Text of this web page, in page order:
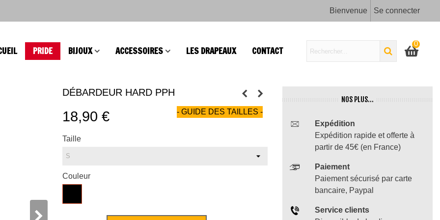
Bienvenue Se connecter
PRIDE BIJOUX ACCESSOIRES LES DRAPEAUX CONTACT
0
DÉBARDEUR HARD PPH
18,90 € - GUIDE DES TAILLES -
Taille
Couleur
NOS PLUS...
Expédition
Expédition rapide et offerte à
partir de 45€ (en France)
Paiement
Paiement sécurisé par carte
bancaire, Paypal
Service clients